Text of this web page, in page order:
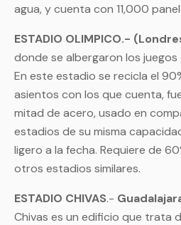
agua, y cuenta con 11,000
ESTADIO OLIMPICO.-
donde se albergaron los juegos
En este estadio se recicla el
asientos con los que cuenta,
mitad de acero, usado en
estadios de su misma
ligero a la fecha. Requiere de
otros estadios similares.
ESTADIO CHIVAS.-
Chivas es un edificio que trata